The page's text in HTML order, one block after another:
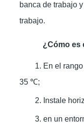
banca de trabajo
trabajo.
¿Cómo es
1. En el
35 ℃;
2. Instale
3. en un